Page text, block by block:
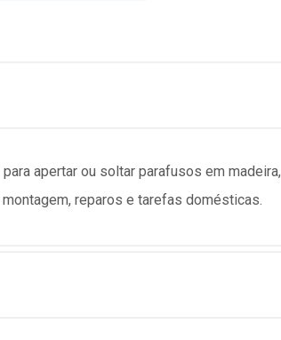
apertar ou soltar parafusos em madeira,
reparos e tarefas domésticas.